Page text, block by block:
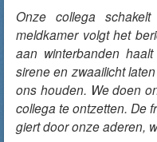
Onze collega
meldkamer volgt het
aan winterbanden
sirene en zwaailicht
ons houden. We doen
collega te ontzetten. De
giert door onze aderen,